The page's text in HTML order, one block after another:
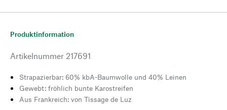
Produktinformation
Artikelnummer 217691
Strapazierbar: 60% kbA-Baumwolle und 40% Leinen
Gewebt: fröhlich bunte Karostreifen
Aus Frankreich: von Tissage de Luz